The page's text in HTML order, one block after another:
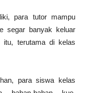
para tutor mampu
segar banyak keluar
terutama di kelas
para siswa kelas